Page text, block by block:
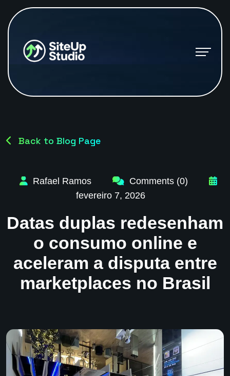
Back to Blog Page
Rafael Ramos
Comments (0)
fevereiro 7, 2026
Datas duplas redesenham
o consumo online e
aceleram a disputa entre
marketplaces no Brasil